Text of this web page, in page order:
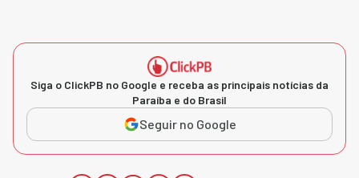
Siga o ClickPB no Google e receba as principais notícias da
Paraíba e do Brasil
Seguir no Google